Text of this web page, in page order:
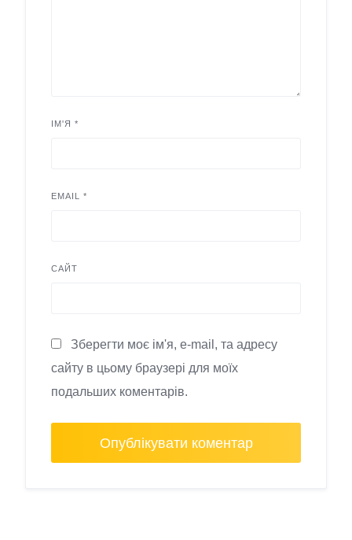
ІМ'Я *
EMAIL *
САЙТ
Зберегти моє ім'я, e-mail, та адресу
сайту в цьому браузері для моїх
подальших коментарів.